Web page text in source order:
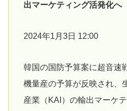
出マーケティング活発化へ
2024年1月3日 12:00
韓国の国防予算案に超音速
機量産の予算が反映され、
産業（KAI）の輸出マーケ